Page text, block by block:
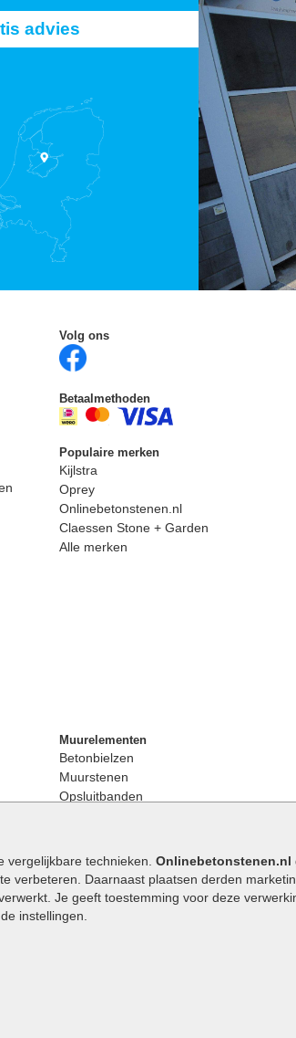
vergelijkbare technieken. Onlinebetonstenen.nl
verbeteren. Daarnaast plaatsen derden
Je geeft toestemming voor deze
instellingen.
advies
Volg ons
Betaalmethoden
Populaire merken
Kijlstra
Oprey
Onlinebetonstenen.nl
Claessen Stone + Garden
Alle merken
Muurelementen
Betonbielzen
Muurstenen
Opsluitbanden
Betonblokken
Stapelstenen
Extra benodigdheden